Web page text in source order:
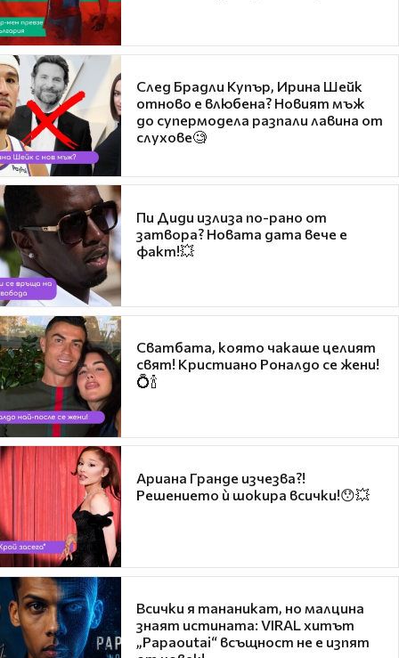
След Брадли Купър, Ирина Шейк
отново е влюбена? Новият мъж
до супермодела разпали лавина от
слухове🧐
Пи Диди излиза по-рано от
затвора? Новата дата вече е
факт!💥
Сватбата, която чакаше целият
свят! Кристиано Роналдо се жени!
💍🍾
Ариана Гранде изчезва?!
Решението ѝ шокира всички!😯💥
Всички я тананикат, но малцина
знаят истината: VIRAL хитът
„Papaoutai“ всъщност не е изпят